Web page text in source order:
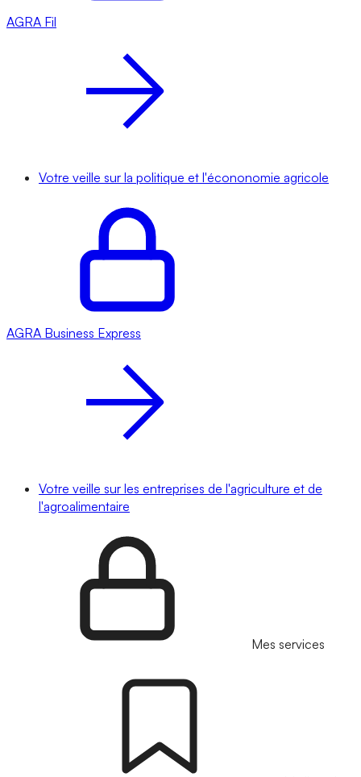
AGRA Fil
Votre veille sur la politique et l'écononomie agricole
AGRA Business Express
Votre veille sur les entreprises de l'agriculture et de
l'agroalimentaire
Mes services